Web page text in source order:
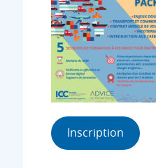
Inscription